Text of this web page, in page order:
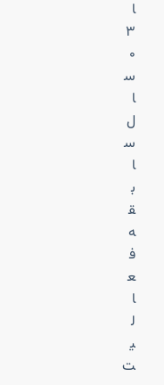
ا
۳
۰
س
ا
ل
س
ا
ب
ق
ه
ف
ع
ا
ل
ی
ت